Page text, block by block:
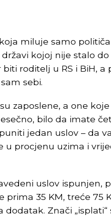
miluje samo
kojoj nije stalo
roditelj u RS i BiH, a
sebi.
zaposlene, a one koje
bilo da imate
jedan uslov – da
u procjenu uzima i
uslov ispunjen,
35 KM, treće 75
Znači „isplati“